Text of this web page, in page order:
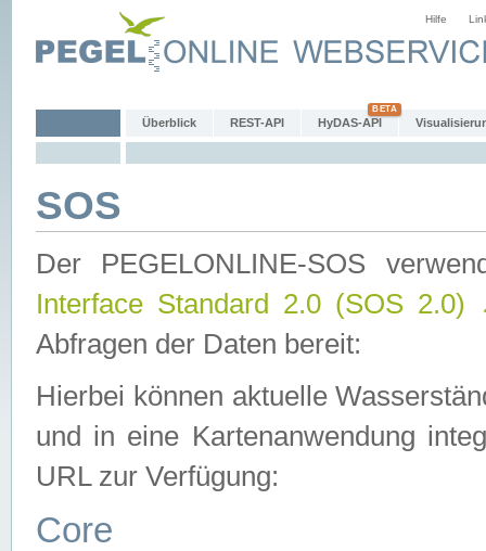
Hilfe
Überblick REST-API HyDAS-API
SOS
Der PEGELONLINE-SOS
Interface Standard 2.0 (SOS 2.0)
Abfragen der Daten bereit:
Hierbei können aktuelle
und in eine Kartenanwendung
URL zur Verfügung:
Core